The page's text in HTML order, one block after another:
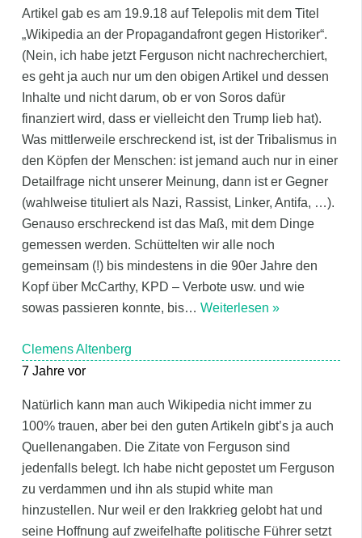
Artikel gab es am 19.9.18 auf Telepolis mit dem Titel
„Wikipedia an der Propagandafront gegen Historiker“.
(Nein, ich habe jetzt Ferguson nicht nachrecherchiert,
es geht ja auch nur um den obigen Artikel und dessen
Inhalte und nicht darum, ob er von Soros dafür
finanziert wird, dass er vielleicht den Trump lieb hat).
Was mittlerweile erschreckend ist, ist der Tribalismus in
den Köpfen der Menschen: ist jemand auch nur in einer
Detailfrage nicht unserer Meinung, dann ist er Gegner
(wahlweise tituliert als Nazi, Rassist, Linker, Antifa, …).
Genauso erschreckend ist das Maß, mit dem Dinge
gemessen werden. Schüttelten wir alle noch
gemeinsam (!) bis mindestens in die 90er Jahre den
Kopf über McCarthy, KPD – Verbote usw. und wie
sowas passieren konnte, bis… Weiterlesen »
Clemens Altenberg
7 Jahre vor
Natürlich kann man auch Wikipedia nicht immer zu
100% trauen, aber bei den guten Artikeln gibt’s ja auch
Quellenangaben. Die Zitate von Ferguson sind
jedenfalls belegt. Ich habe nicht gepostet um Ferguson
zu verdammen und ihn als stupid white man
hinzustellen. Nur weil er den Irakkrieg gelobt hat und
seine Hoffnung auf zweifelhafte politische Führer setzt